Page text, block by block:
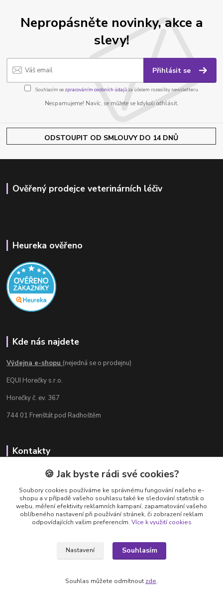
Nepropásněte novinky, akce a
slevy!
Přihlásit se
Souhlasím se zpracováním osobních údajůza účelem rozesílky newsletteru.
Nespamujeme! Navíc, se můžete se kdykoli odhlásit.
ODSTOUPIT OD SMLOUVY DO 14 DNŮ
Ověřený prodejce veterinárních léčiv
Heureka ověřeno
Kde nás najdete
Výdejna e-shopu (nejedná se o prodejnu)
EQUI Horečky s.r.o.
Horečky č. ev. 367
744 01 Frenštát pod Radhoštěm
Kontakty
Radka Chamrádová
+420 737 484 708
Výdejna e-shopu: Po-Ne, 8-20 hod.
info@equi-horecky.cz
Frenštát pod Radhoštěm, C 93460 vedená u Krajského soudu v Ostravě
🍪 Jak byste rádi své cookies?
Soubory cookies používáme ke správnému fungování našeho e-
shopu a v případě vašeho souhlasu také ke sledování statistik o
webu, měření efektivity reklamních kampaní, zapamatování vašeho
oblíbeného nastavení při používání stránek, či zobrazení reklam
odpovídajících vašim preferencím. Více k využití cookies
Nastavení Souhlasím
Souhlas můžete odmítnout zde.